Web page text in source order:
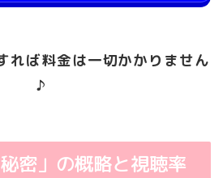
れば料金は一切かかりません
♪
密」の概略と視聴率